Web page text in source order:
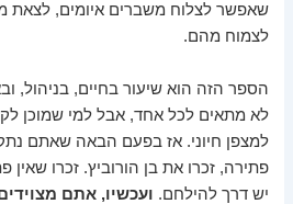
שאפשר לצלוח משברים איומים, לצאת
לצמוח מהם.
הספר הזה הוא שיעור בחיים, בניהול,
לא מתאים לכל אחד, אבל למי שמוכן
למצפן חיוני. אז בפעם הבאה שאתם
פתירה, זכרו את בן הורוביץ. זכרו שאין
יש דרך להילחם. ועכשיו, אתם